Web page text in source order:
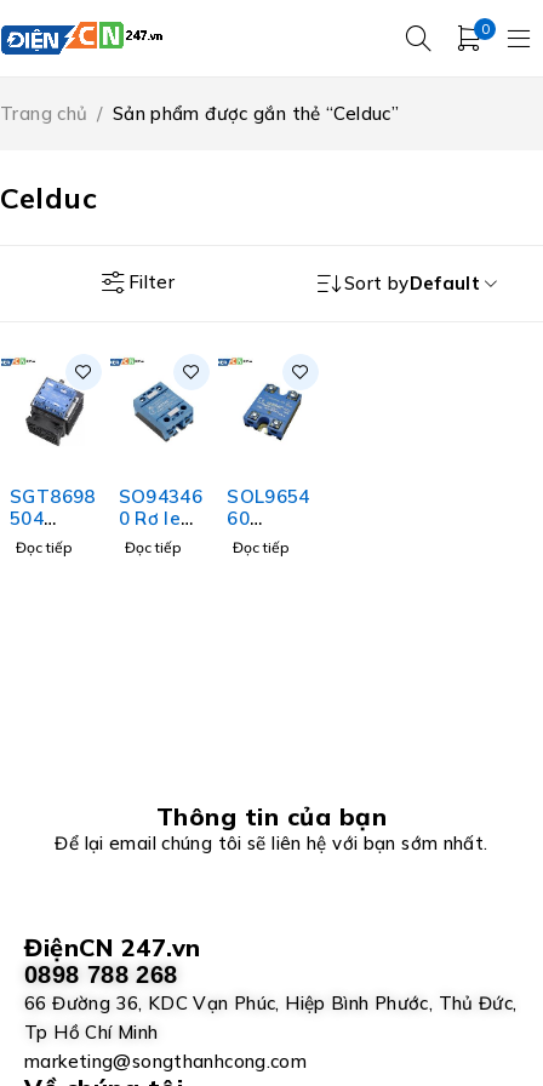
0
Celduc
Trang chủ / Sản phẩm được gắn thẻ “Celduc”
Filter Sort byDefault
SGT8698
504
Contacto
rs Celduc
Đọc tiếp
SO94346
0 Rơ le
Celduc
Vietnam
Đọc tiếp
SOL9654
60
Celduc
Vietnam
Đọc tiếp
ĐiệnCN 247.vn
0898 788 268
66 Đường 36, KDC Vạn Phúc, Hiệp Bình Phước, Thủ Đức,
Tp Hồ Chí Minh
marketing@songthanhcong.com
Thông tin của bạn
Để lại email chúng tôi sẽ liên hệ với bạn sớm nhất.